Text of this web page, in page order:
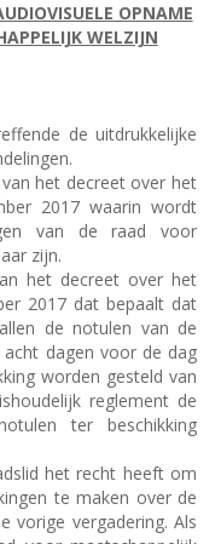
OPNAME
WELZIJN
de uitdrukkelijke
het decreet over het
2017 waarin wordt
van de raad voor
zijn.
het decreet over het
2017 dat bepaalt dat
de notulen van de
dagen voor de dag
worden gesteld van
reglement de
ter beschikking
het recht heeft om
te maken over de
vorige vergadering. Als